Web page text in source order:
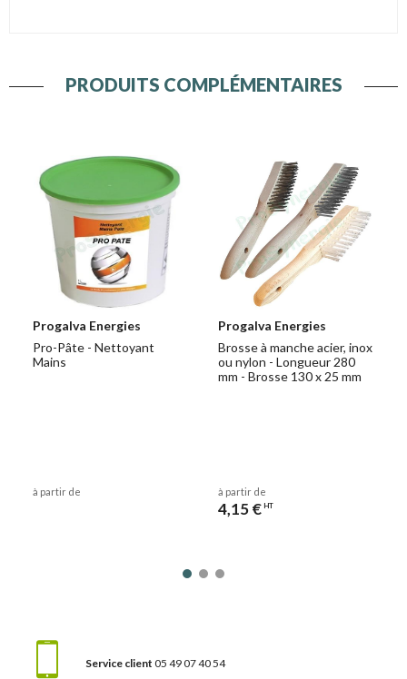
PRODUITS COMPLÉMENTAIRES
Progalva Energies
Pro-Pâte - Nettoyant
Mains
à partir de
Progalva Energies
Brosse à manche acier, inox
ou nylon - Longueur 280
mm - Brosse 130 x 25 mm
à partir de
4,15 € HT
Service client 05 49 07 40 54